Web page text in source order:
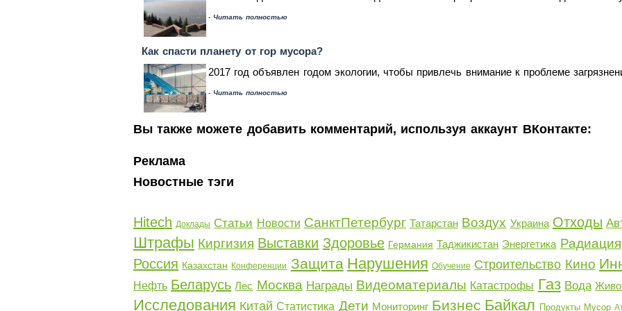
- Читать полностью
Как спасти планету от гор мусора?
2017 год объявлен годом экологии, чтобы привлечь внимание к проблеме
- Читать полностью
Вы также можете добавить комментарий, используя аккаунт ВКонтакте:
Реклама
Новостные тэги
Hitech Доклады Статьи Новости СанктПетербург Татарстан Воздух Украина Отходы
Штрафы Киргизия Выставки Здоровье Германия Таджикистан Энергетика Радиация
Россия Казахстан Конференции Защита Нарушения Обучение Строительство Кино
Нефть Беларусь Лес Москва Награды Видеоматериалы Катастрофы Газ Вода
Исследования Китай Статистика Дети Мониторинг Бизнес Байкал Продукты Мусор